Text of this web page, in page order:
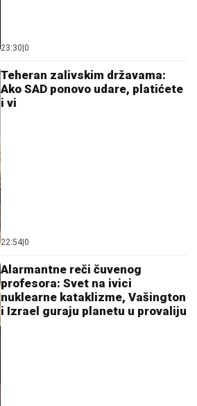
Slom hegemona! Rusija i Iran
tvrd orah za Ameriku: Vašington
primoran na povlačenje iz
06:00 0
Teheran je jasan po pitanju
Bliskog istoka: Ključ stabilnosti
je u dijalogu država regiona!